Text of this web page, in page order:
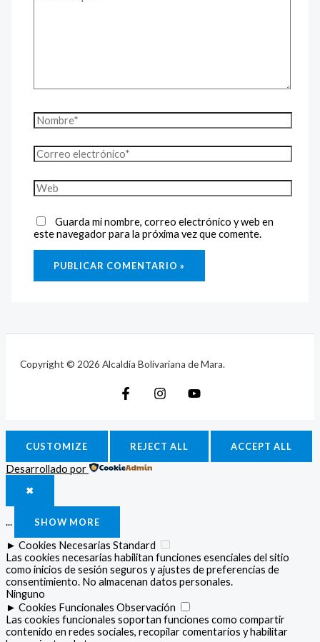
Guarda mi nombre, correo electrónico y web en
este navegador para la próxima vez que comente.
Copyright © 2026 Alcaldía Bolivariana de Mara.
CUSTOMIZE REJECT ALL ACCEPT ALL
Desarrollado por
✖
... SHOW MORE
► Cookies Necesarias Standard
Las cookies necesarias habilitan funciones esenciales del sitio
como inicios de sesión seguros y ajustes de preferencias de
consentimiento. No almacenan datos personales.
Ninguno
► Cookies Funcionales Observación
Las cookies funcionales soportan funciones como compartir
contenido en redes sociales, recopilar comentarios y habilitar